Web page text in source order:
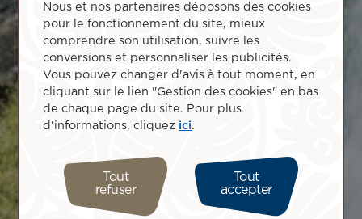
Nous et nos partenaires déposons des cookies
pour le fonctionnement du site, mieux
comprendre son utilisation, suivre les
conversions et personnaliser les publicités.
Vous pouvez changer d'avis à tout moment, en
cliquant sur le lien "Gestion des cookies" en bas
de chaque page du site. Pour plus
d'informations, cliquez ici
Tout
refuser
Tout
accepter